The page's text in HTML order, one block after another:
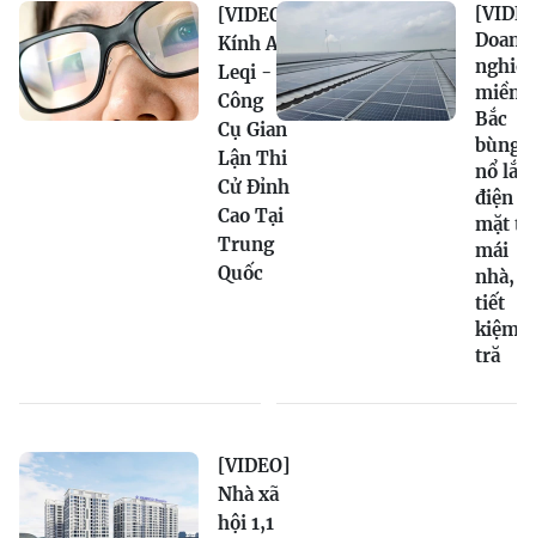
[VIDEO]
Kính AI
Leqi -
Công
Cụ Gian
Lận Thi
Cử Đỉnh
Cao Tại
Trung
Quốc
Doanh
nghiệp
miền
Bắc
bùng
nổ lắp
điện
mặt
mái
nhà,
tiết
kiệm
tră
[VIDEO]
Nhà xã
hội 1,1